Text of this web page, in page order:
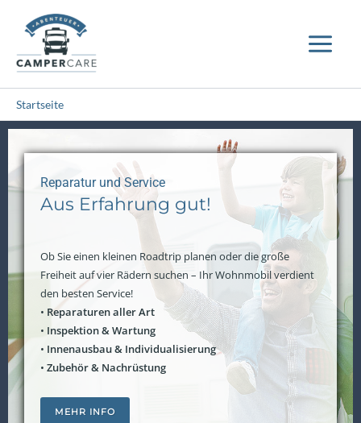
Inhalt
springen
Startseite
Reparatur und Service
Aus Erfahrung gut!
Ob Sie einen kleinen Roadtrip planen oder die große
Freiheit auf vier Rädern suchen – Ihr Wohnmobil verdient
den besten Service!
• Reparaturen aller Art
• Inspektion & Wartung
• Innenausbau & Individualisierung
• Zubehör & Nachrüstung
MEHR INFO